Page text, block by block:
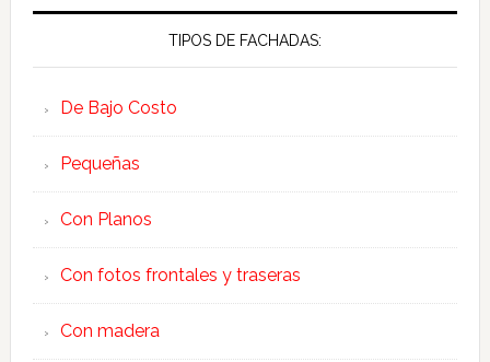
TIPOS DE FACHADAS:
De Bajo Costo
Pequeñas
Con Planos
Con fotos frontales y traseras
Con madera